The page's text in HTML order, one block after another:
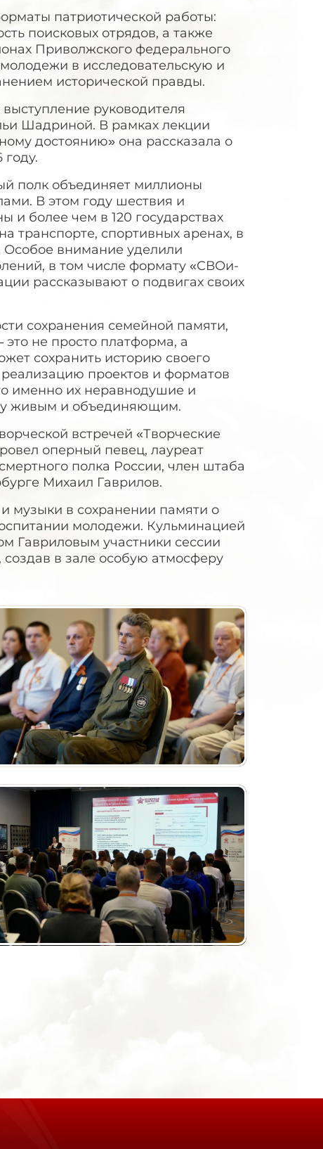
патриотической работы:
поисковых отрядов, а также
Приволжского федерального
в исследовательскую и
исторической правды.
руководителя
Шадриной. В рамках лекции
достоянию» она рассказала о
полк объединяет миллионы
В этом году шествия и
и более чем в 120 государствах
транспорте, спортивных аренах, в
Особое внимание уделили
в том числе формату «СВОи-
рассказывают о подвигах своих
сохранения семейной памяти,
не просто платформа, а
сохранить историю своего
проектов и форматов
именно их неравнодушие и
живым и объединяющим.
встречей «Творческие
оперный певец, лауреат
полка России, член штаба
Михаил Гаврилов.
музыки в сохранении памяти о
молодежи. Кульминацией
Гавриловым участники сессии
в зале особую атмосферу